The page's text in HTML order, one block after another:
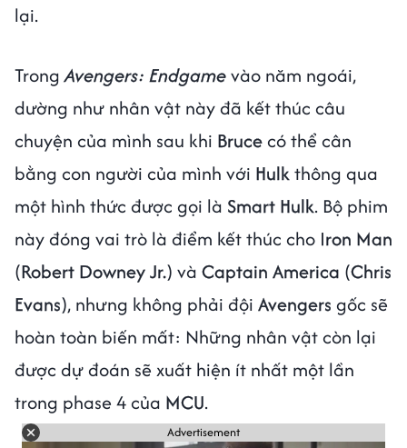
lại.
TrongAvengers: Endgamevào năm ngoái,
dường như nhân vật này đã kết thúc câu
chuyện của mình sau khi Brucecó thể cân
bằng con người của mình với Hulkthông qua
một hình thức được gọi là Smart Hulk. Bộ phim
này đóng vai trò là điểm kết thúc cho Iron Man
(Robert Downey Jr.) và Captain America (Chris
Evans), nhưng không phải đội Avengers gốc sẽ
hoàn toàn biến mất: Những nhân vật còn lại
được dự đoán sẽ xuất hiện ít nhất một lần
trong phase 4 của MCU.
Advertisement